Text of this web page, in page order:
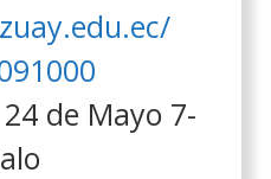
de Mayo 7-